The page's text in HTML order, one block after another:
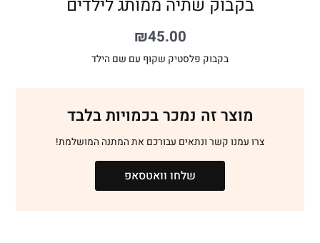
בקבוק שתיה ממותג לילדים
₪45.00
בקבוק פלסטיק שקוף עם שם הילד
מוצר זה נמכר בכמויות בלבד
צרו עמנו קשר ונתאים עבורכם את המתנה המושלמת!
שלחו וואטסאפ